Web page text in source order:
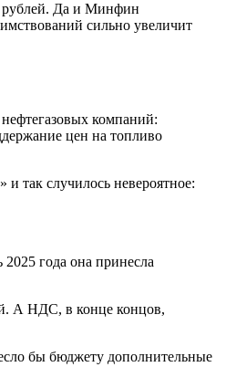
рублей. Да и Минфин
сильно увеличит
компаний:
цен на топливо
так случилось невероятное:
года она принесла
А НДС, в конце концов,
бы бюджету дополнительные